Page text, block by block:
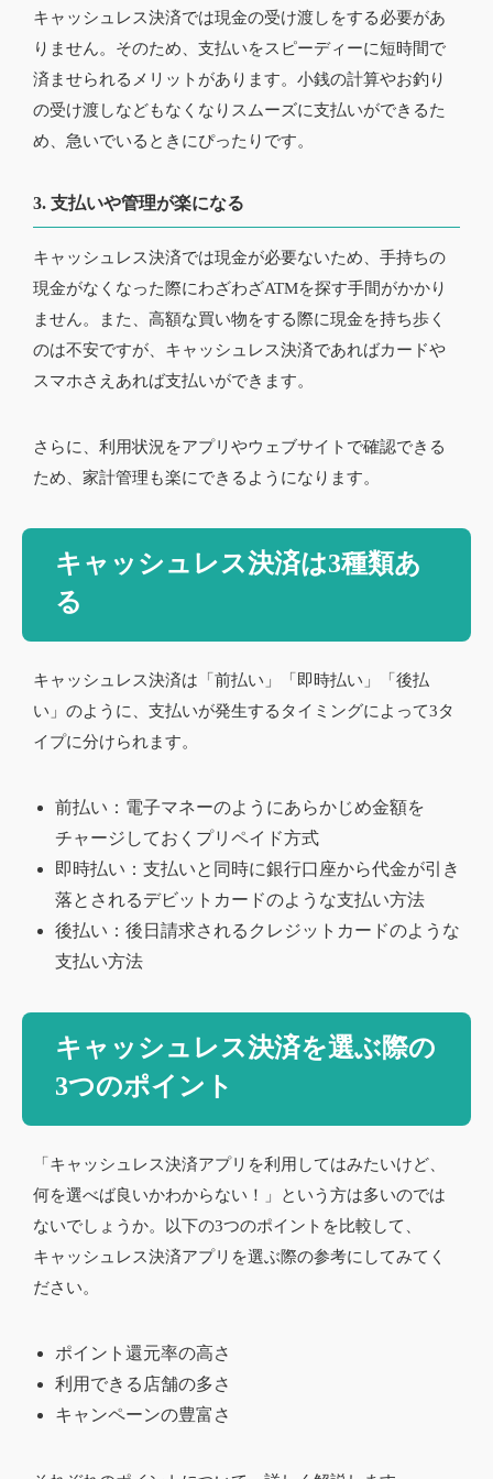
キャッシュレス決済では現金の受け渡しをする必要があ
りません。そのため、支払いをスピーディーに短時間で
済ませられるメリットがあります。小銭の計算やお釣り
の受け渡しなどもなくなりスムーズに支払いができるた
め、急いでいるときにぴったりです。
3. 支払いや管理が楽になる
キャッシュレス決済では現金が必要ないため、手持ちの
現金がなくなった際にわざわざATMを探す手間がかかり
ません。また、高額な買い物をする際に現金を持ち歩く
のは不安ですが、キャッシュレス決済であればカードや
スマホさえあれば支払いができます。
さらに、利用状況をアプリやウェブサイトで確認できる
ため、家計管理も楽にできるようになります。
キャッシュレス決済は3種類あ
る
キャッシュレス決済は「前払い」「即時払い」「後払
い」のように、支払いが発生するタイミングによって3タ
イプに分けられます。
前払い：電子マネーのようにあらかじめ金額を
チャージしておくプリペイド方式
即時払い：支払いと同時に銀行口座から代金が引き
落とされるデビットカードのような支払い方法
後払い：後日請求されるクレジットカードのような
支払い方法
キャッシュレス決済を選ぶ際の
3つのポイント
「キャッシュレス決済アプリを利用してはみたいけど、
何を選べば良いかわからない！」という方は多いのでは
ないでしょうか。以下の3つのポイントを比較して、
キャッシュレス決済アプリを選ぶ際の参考にしてみてく
ださい。
ポイント還元率の高さ
利用できる店舗の多さ
キャンペーンの豊富さ